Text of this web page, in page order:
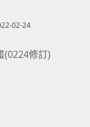
02-24
(0224修訂)